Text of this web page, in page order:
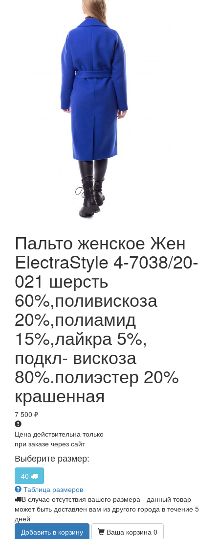
Пальто женское Жен
ElectraStyle 4-7038/20-
021 шерсть
60%,поливискоза
20%,полиамид
15%,лайкра 5%,
подкл- вискоза
80%.полиэстер 20%
крашенная
7 500 ₽
Цена действительна только
при заказе через сайт
Выберите размер:
40
Таблица размеров
В случае отсутствия вашего размера - данный товар
может быть доставлен вам из другого города в течение 5
дней
Добавить в корзину
Ваша корзина 0